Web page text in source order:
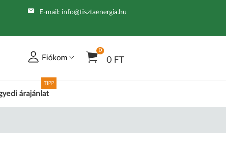
E-mail: info@tisztaenergia.hu
0
0 FT
Fiókom
árajánlat
TIPP